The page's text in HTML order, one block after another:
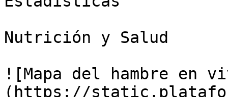
Nutrición y Salud
![Mapa del hambre en
(https://